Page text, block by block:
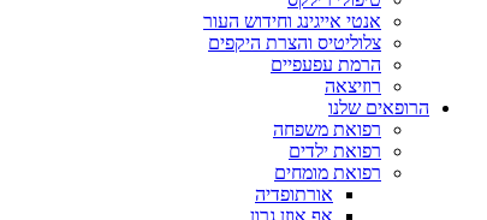
אנטי אייגינג וחידוש העור
צלוליטיס והצרת היקפים
הרמת עפעפיים
רוזיצאה
הרופאים שלנו
רפואת משפחה
רפואת ילדים
רפואת מומחים
אורתופדיה
אף אוזן גרון